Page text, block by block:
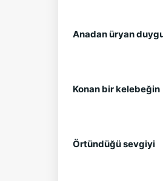
Anadan üryan
Konan bir kelebeğin
Örtündüğü sevgiyi